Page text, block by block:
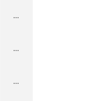
...
...
...